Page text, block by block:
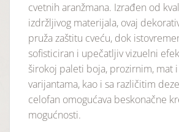
cvetnih aranžmana. Izrađen od
izdržljivog materijala, ovaj
pruža zaštitu cveću, dok
sofisticiran i upečatljiv vizuelni
širokoj paleti boja, prozirnim, mat
varijantama, kao i sa različitim
celofan omogućava beskonačne
mogućnosti.